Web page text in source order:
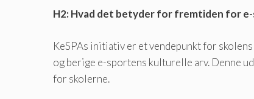
H2: Hvad det betyder for fremtiden for
KeSPAs initiativ er et vendepunkt for
og berige e-sportens kulturelle arv. Denne
for skolerne.